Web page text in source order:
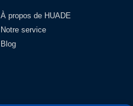
À propos de HUADE
Notre service
Blog